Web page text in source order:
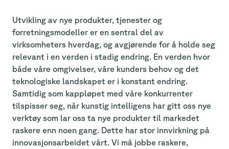
Utvikling av nye produkter, tjenester og
forretningsmodeller er en sentral del av
virksomheters hverdag, og avgjørende for å holde seg
relevant i en verden i stadig endring. En verden hvor
både våre omgivelser, våre kunders behov og det
teknologiske landskapet er i konstant endring.
Samtidig som kappløpet med våre konkurrenter
tilspisser seg, når kunstig intelligens har gitt oss nye
verktøy som lar oss ta nye produkter til markedet
raskere enn noen gang. Dette har stor innvirkning på
innovasjonsarbeidet vårt. Vi må jobbe raskere,